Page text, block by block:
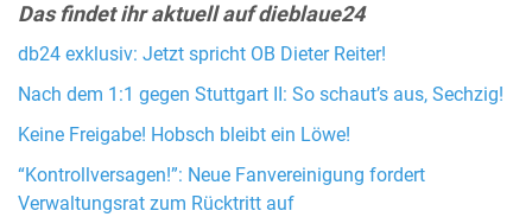
Das findet ihr aktuell auf dieblaue24
db24 exklusiv: Jetzt spricht OB Dieter Reiter!
Nach dem 1:1 gegen Stuttgart II: So schaut’s aus, Sechzig!
Keine Freigabe! Hobsch bleibt ein Löwe!
“Kontrollversagen!”: Neue Fanvereinigung fordert
Verwaltungsrat zum Rücktritt auf